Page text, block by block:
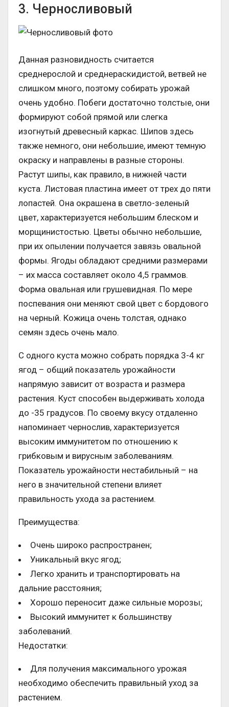
3. Черносливовый
Данная разновидность считается
среднерослой и среднераскидистой, ветвей не
слишком много, поэтому собирать урожай
очень удобно. Побеги достаточно толстые, они
формируют собой прямой или слегка
изогнутый древесный каркас. Шипов здесь
также немного, они небольшие, имеют темную
окраску и направлены в разные стороны.
Растут шипы, как правило, в нижней части
куста. Листовая пластина имеет от трех до пяти
лопастей. Она окрашена в светло-зеленый
цвет, характеризуется небольшим блеском и
морщинистостью. Цветы обычно небольшие,
при их опылении получается завязь овальной
формы. Ягоды обладают средними размерами
– их масса составляет около 4,5 граммов.
Форма овальная или грушевидная. По мере
поспевания они меняют свой цвет с бордового
на черный. Кожица очень толстая, однако
семян здесь очень мало.
С одного куста можно собрать порядка 3-4 кг
ягод – общий показатель урожайности
напрямую зависит от возраста и размера
растения. Куст способен выдерживать холода
до -35 градусов. По своему вкусу отдаленно
напоминает чернослив, характеризуется
высоким иммунитетом по отношению к
грибковым и вирусным заболеваниям.
Показатель урожайности нестабильный – на
него в значительной степени влияет
правильность ухода за растением.
Преимущества:
Очень широко распространен;
Уникальный вкус ягод;
Легко хранить и транспортировать на
дальние расстояния;
Хорошо переносит даже сильные морозы;
Высокий иммунитет к большинству
заболеваний.
Недостатки:
Для получения максимального урожая
необходимо обеспечить правильный уход за
растением.